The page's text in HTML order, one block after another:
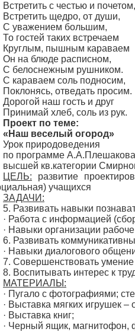
Встретить с честью и почетом,
Встретить щедро, от души,
С уважением большим,
То гостей таких встречаем
Круглым, пышным караваем
Он на блюде расписном,
С белоснежным рушником.
С караваем соль подносим,
Поклонясь, отведать просим.
Дорогой наш гость и друг
Принимай хлеб, соль из рук.
Проект по теме:
«Наш веселый огород»
Урок природоведения
по программе А.А.Плешакова
высшей кв.категории
ЦЕЛЬ: развитие
учащихся
ЗАДАЧИ:
5. Развивать навыки
· Работа с информацией
· Навыки организации
6. Развивать
· Навыки диалогового
7. Совершенствовать умение
8. Воспитывать интерес к
МАТЕРИАЛЫ:
· Пугало с фотографиями;
· Выставка мягких игрушек –
· Выставка книг;
· Черный ящик, магнитофон,